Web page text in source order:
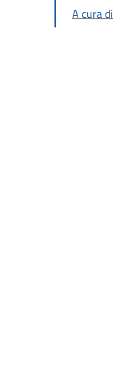
A cura di